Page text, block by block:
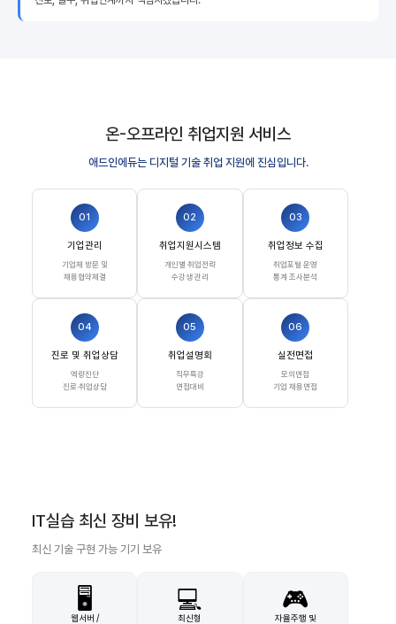
온-오프라인 취업지원 서비스
애드인에듀는 디지털 기술 취업 지원에 진심입니다.
01
기업관리
기업체 방문 및
채용협약체결
02
취업지원시스템
개인별 취업전략
수강생 관리
03
취업정보 수집
취업포털 운영
통계 조사분석
04
진로 및 취업상담
역량진단
진로·취업상담
05
취업설명회
직무특강
면접대비
06
실전면접
모의면접
기업 채용면접
IT실습 최신 장비 보유!
최신 기술 구현 가능 기기 보유
🖥️
웹서버 /
💻
최신형
🎮
자율주행 및